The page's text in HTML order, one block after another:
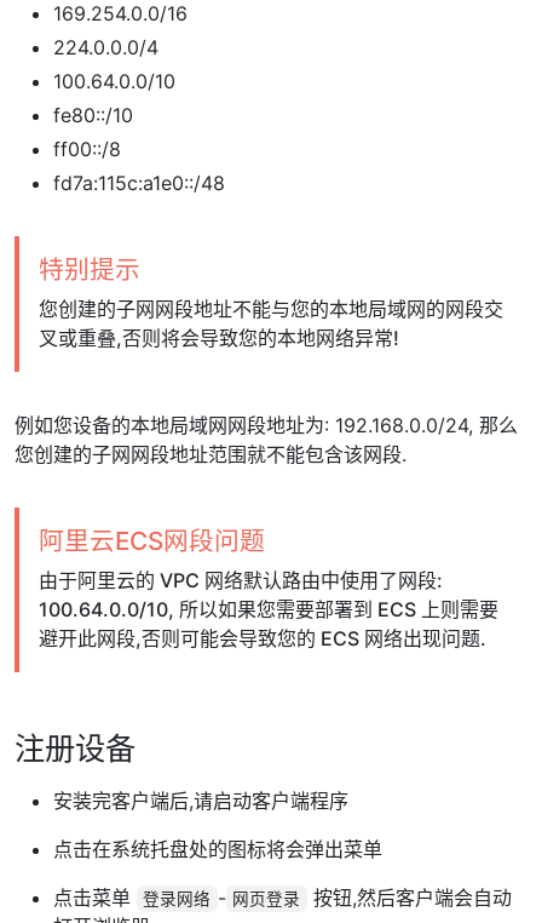
169.254.0.0/16
224.0.0.0/4
100.64.0.0/10
fe80::/10
ff00::/8
fd7a:115c:a1e0::/48
特别提示
您创建的子网网段地址不能与您的本地局域网的网段交
叉或重叠,否则将会导致您的本地网络异常!
例如您设备的本地局域网网段地址为: 192.168.0.0/24, 那么
您创建的子网网段地址范围就不能包含该网段.
阿里云ECS网段问题
由于阿里云的 VPC 网络默认路由中使用了网段:
100.64.0.0/10, 所以如果您需要部署到 ECS 上则需要
避开此网段,否则可能会导致您的 ECS 网络出现问题.
注册设备
安装完客户端后,请启动客户端程序
点击在系统托盘处的图标将会弹出菜单
点击菜单
登录网络 - 网页登录
按钮,然后客户端会自动